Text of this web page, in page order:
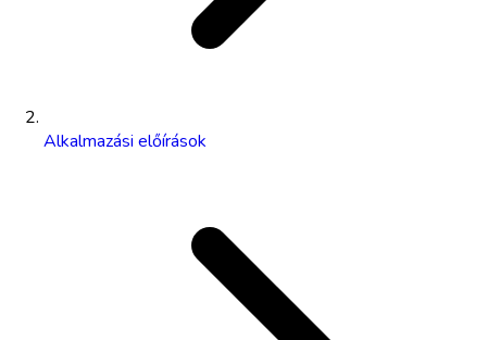
Alkalmazási előírások